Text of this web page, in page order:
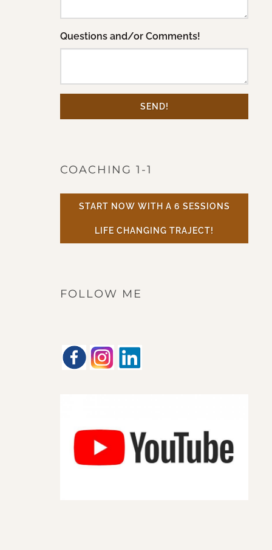
Questions and/or Comments!
SEND!
COACHING 1-1
START NOW WITH A 6 SESSIONS
LIFE CHANGING TRAJECT!
FOLLOW ME